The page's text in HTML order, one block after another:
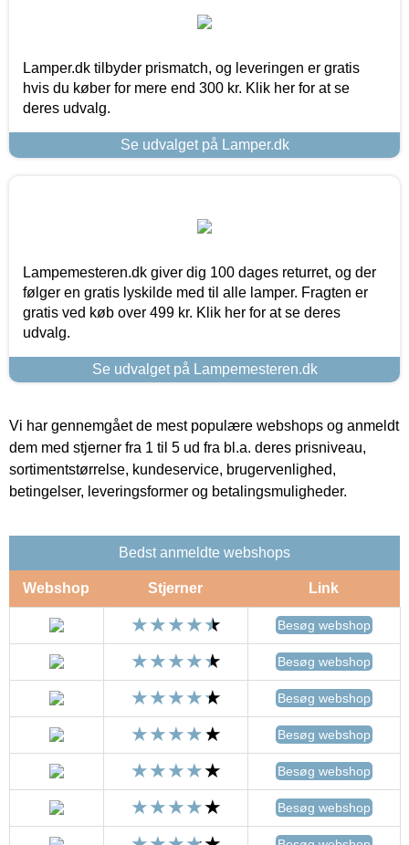
Lamper.dk tilbyder prismatch, og leveringen er gratis
hvis du køber for mere end 300 kr. Klik her for at se
deres udvalg.
Se udvalget på Lamper.dk
Lampemesteren.dk giver dig 100 dages returret, og der
følger en gratis lyskilde med til alle lamper. Fragten er
gratis ved køb over 499 kr. Klik her for at se deres
udvalg.
Se udvalget på Lampemesteren.dk
Vi har gennemgået de mest populære webshops og anmeldt
dem med stjerner fra 1 til 5 ud fra bl.a. deres prisniveau,
sortimentstørrelse, kundeservice, brugervenlighed,
betingelser, leveringsformer og betalingsmuligheder.
Bedst anmeldte webshops
Webshop Stjerner Link
Besøg webshop
Besøg webshop
Besøg webshop
Besøg webshop
Besøg webshop
Besøg webshop